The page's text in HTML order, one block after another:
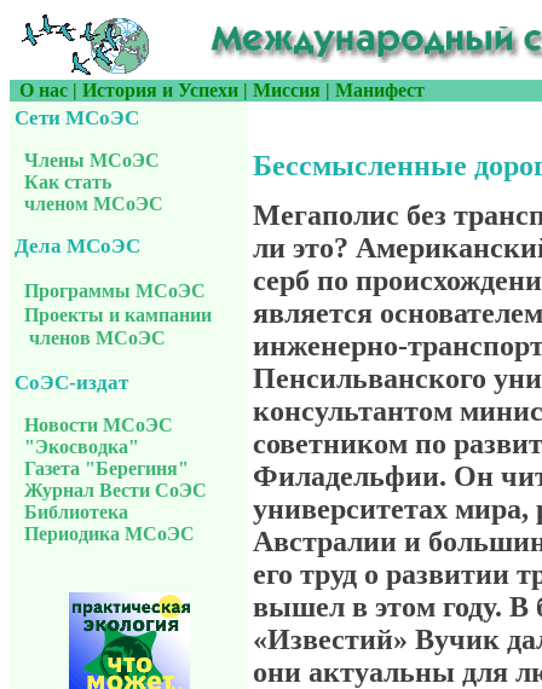
О нас | История и Успехи | Миссия | Манифест
Сети МСоЭС
Члены МСоЭС
Как стать
членом МСоЭС
Дела МСоЭС
Программы МСоЭС
Проекты и кампании
членов МСоЭС
СоЭС-издат
Новости МСоЭС
"Экосводка"
Газета "Берегиня"
Журнал Вести СоЭС
Библиотека
Периодика МСоЭС
Бессмысленные
Мегаполис без
ли это?
серб по
является
инженерно-
Пенсильванского
консультантом
советником по
Филадельфии. Он
университетах
Австралии и
его труд о развитии
вышел в этом году. В
«Известий» Вучик
они актуальны для